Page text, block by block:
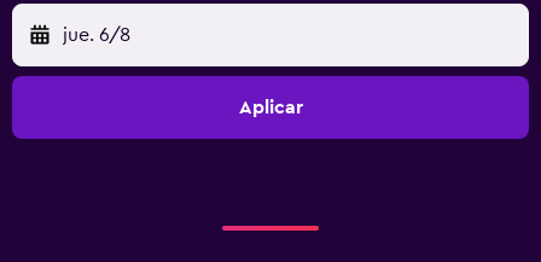
jue. 6/8
Aplicar